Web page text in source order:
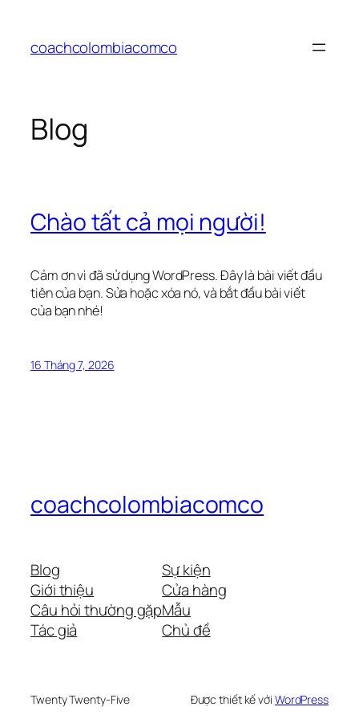
phầncoachcolombiacomco
Blog
Chào tất cả mọi người!
Cảm ơn vì đã sử dụng WordPress. Đây là bài viết đầu
tiên của bạn. Sửa hoặc xóa nó, và bắt đầu bài viết
của bạn nhé!
16 Tháng 7, 2026
coachcolombiacomco
Blog
Giới thiệu
Câu hỏi thường gặp
Tác giả
Sự kiện
Cửa hàng
Mẫu
Chủ đề
Twenty Twenty-Five Được thiết kế với WordPress